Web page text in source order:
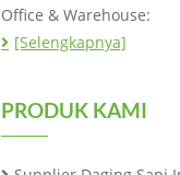
Office & Warehouse:
[Selengkapnya]
PRODUK KAMI